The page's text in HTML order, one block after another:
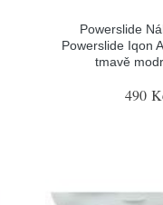
Powerslide
Powerslide Iqon
tmavě
490